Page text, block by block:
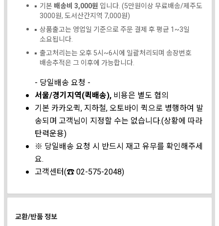
기본 배송비 3,000원 입니다. (5만원이상 무료배송/제주도
3000원, 도서산간지역 7,000원)
상품출고는 영업일 기준으로 주문 결제 후 평균 1~3일
소요됩니다.
출고처리는는 오후 5시~6시에 일괄처리되며 송장번호
배송추적은 그 이후에 가능합니다.
- 당일배송 요청 -
서울/경기지역(퀵배송), 비용은 별도 협의
기본 카카오퀵, 지하철, 오토바이 퀵으로 병행하여 발
송되며 고객님이 지정할 수는 없습니다.(상황에 따라
탄력운용)
※ 당일배송 요청 시 반드시 재고 유무를 확인해주세
요.
고객센터(☎ 02-575-2048)
교환/반품 정보